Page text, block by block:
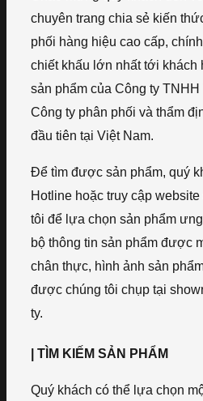
chuyên trang chia sẻ kiến
phối hàng hiệu cao cấp,
chiết khấu lớn nhất tới khách
sản phẩm của Công ty
Công ty phân phối và thẩm
đầu tiên tại Việt Nam.
Để tìm được sản phẩm, quý
Hotline hoặc truy cập
tôi để lựa chọn sản phẩm
bộ thông tin sản phẩm được
chân thực, hình ảnh sản
được chúng tôi chụp tại
ty.
| TÌM KIẾM SẢN PHẨM
Quý khách có thể lựa chọn